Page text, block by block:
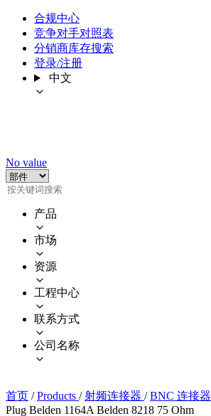
合规中心
竞争对手对照表
分销商库存搜索
登录/注册
中文
No value
产品
市场
资源
工程中心
联系方式
公司名称
首页 / Products / 射频连接器 / BNC 连接器
Plug Belden 1164A Belden 8218 75 Ohm